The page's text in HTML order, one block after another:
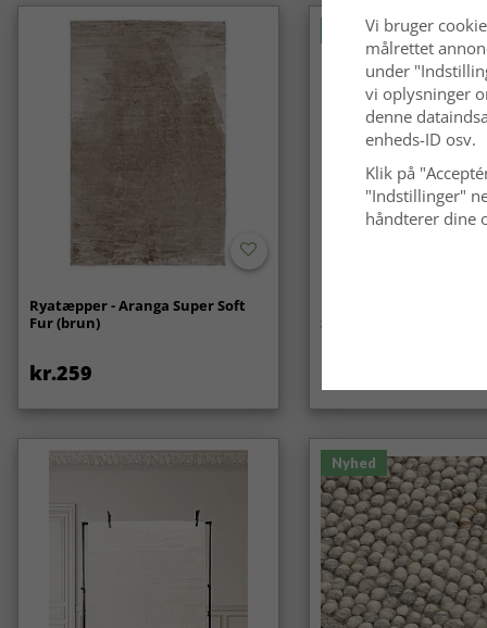
Ryatæpper - Aranga Super Soft
Fur (brun)
kr.259
Nyhed
Bølget ryatæppe -
Soft Fur (beige)
Nyhed
Vi bruger
målrettet
under
vi oplysninger
denne
enheds-ID osv.
Klik på
"Indstillinger"
håndterer dine